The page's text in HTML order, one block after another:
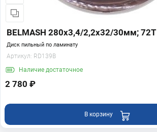
BELMASH 280х3,4/2,2х32/30мм; 72Т
Диск пильный по ламинату
Артикул: RD139B
Наличие достаточное
2 780 ₽
В корзину